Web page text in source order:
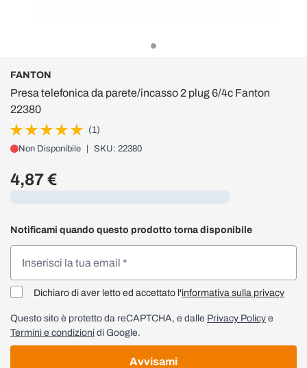
FANTON
Presa telefonica da parete/incasso 2 plug 6/4c Fanton
22380
(1)
Non Disponibile SKU: 22380
4,87 €
Notificami quando questo prodotto torna disponibile
Dichiaro di aver letto ed accettato l'informativa sulla privacy
Questo sito è protetto da reCAPTCHA, e dalle Privacy Policy e
Termini e condizioni di Google.
Avvisami